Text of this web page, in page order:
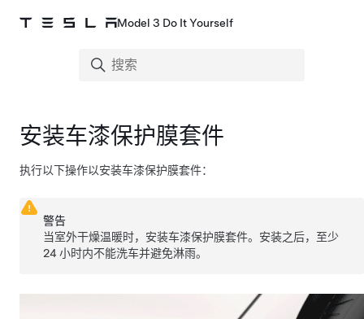
Model 3 Do It Yourself
安装车漆保护膜套件
执行以下操作以安装车漆保护膜套件：
警告
当室外干燥温暖时，安装车漆保护膜套件。安装之后，至少
24 小时内不能洗车并避免淋雨。